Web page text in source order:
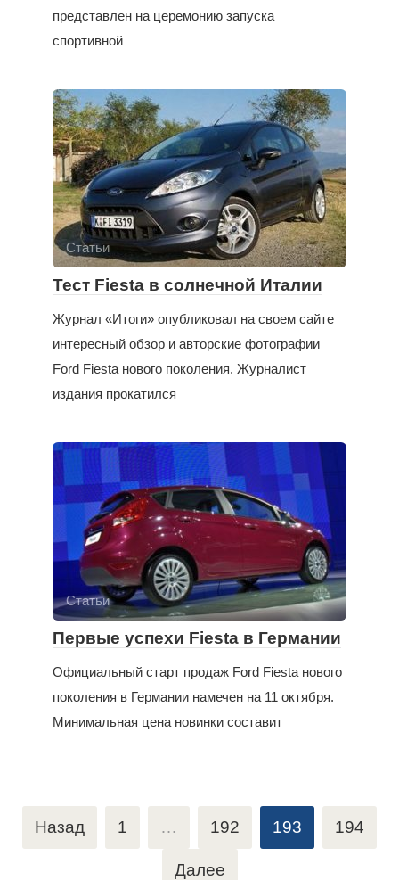
представлен на церемонию запуска
спортивной
Статьи
Тест Fiesta в солнечной Италии
Журнал «Итоги» опубликовал на своем сайте
интересный обзор и авторские фотографии
Ford Fiesta нового поколения. Журналист
издания прокатился
Статьи
Первые успехи Fiesta в Германии
Официальный старт продаж Ford Fiesta нового
поколения в Германии намечен на 11 октября.
Минимальная цена новинки составит
Пагинация
записей
Назад 1 … 192 193 194
Далее